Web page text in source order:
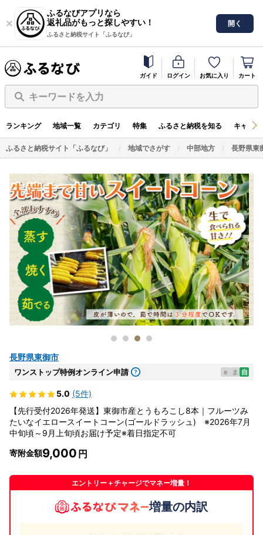
ふるなびアプリなら
返礼品がもっと探しやすい！
ふるさと納税サイト「ふるなび」
開く
ガイド ログイン お気に入り カート
キーワードを入力
ランキング 地域一覧 カテゴリ 特集 ふるさと納税を知る キャン
ふるさと納税サイト「ふるなび」 地域でさがす 中部地方 長野県東
長野県東御市
ワンストップ特例オンライン申請 e ま 自
5.0 (5件)
【先行受付2026年発送】東御市産とうもろこし8本｜フルーツみ
たいなイエロースイートコーン(ゴールドラッシュ) ※2026年7月
中旬頃～9月上旬頃お届け予定※着日指定不可
寄附金額9,000
エントリー＋チャージでマネー増量！
増量の内訳